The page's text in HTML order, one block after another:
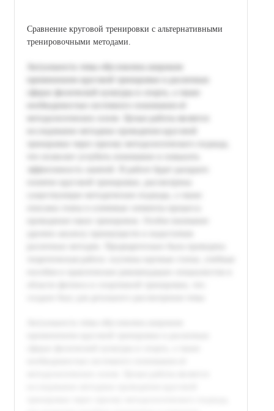
Сравнение круговой тренировки с альтернативными
тренировочными методами.